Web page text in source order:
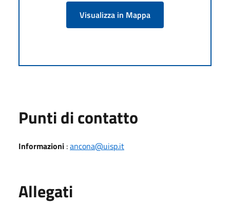
Visualizza in Mappa
Punti di contatto
Informazioni :ancona@uisp.it
Allegati